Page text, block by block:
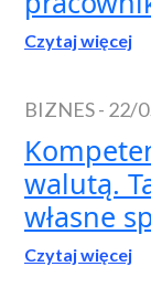
Czytaj więcej
BIZNES- 22/
walutą.
własne
Czytaj więcej